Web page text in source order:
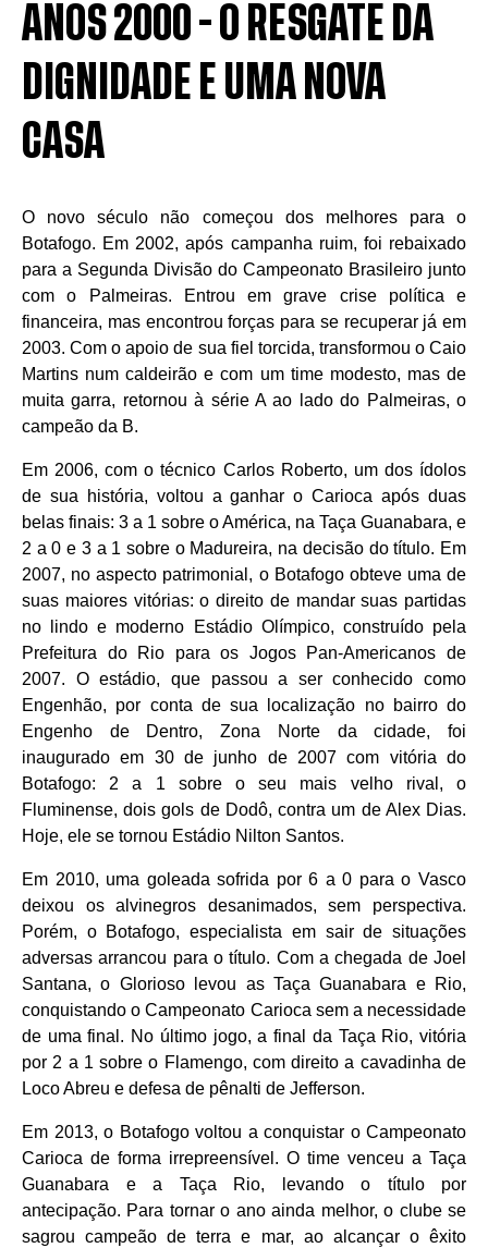
ANOS 2000 - O RESGATE DA
DIGNIDADE E UMA NOVA
CASA
O novo século não começou dos melhores para o
Botafogo. Em 2002, após campanha ruim, foi rebaixado
para a Segunda Divisão do Campeonato Brasileiro junto
com o Palmeiras. Entrou em grave crise política e
financeira, mas encontrou forças para se recuperar já em
2003. Com o apoio de sua fiel torcida, transformou o Caio
Martins num caldeirão e com um time modesto, mas de
muita garra, retornou à série A ao lado do Palmeiras, o
campeão da B.
Em 2006, com o técnico Carlos Roberto, um dos ídolos
de sua história, voltou a ganhar o Carioca após duas
belas finais: 3 a 1 sobre o América, na Taça Guanabara, e
2 a 0 e 3 a 1 sobre o Madureira, na decisão do título. Em
2007, no aspecto patrimonial, o Botafogo obteve uma de
suas maiores vitórias: o direito de mandar suas partidas
no lindo e moderno Estádio Olímpico, construído pela
Prefeitura do Rio para os Jogos Pan-Americanos de
2007. O estádio, que passou a ser conhecido como
Engenhão, por conta de sua localização no bairro do
Engenho de Dentro, Zona Norte da cidade, foi
inaugurado em 30 de junho de 2007 com vitória do
Botafogo: 2 a 1 sobre o seu mais velho rival, o
Fluminense, dois gols de Dodô, contra um de Alex Dias.
Hoje, ele se tornou Estádio Nilton Santos.
Em 2010, uma goleada sofrida por 6 a 0 para o Vasco
deixou os alvinegros desanimados, sem perspectiva.
Porém, o Botafogo, especialista em sair de situações
adversas arrancou para o título. Com a chegada de Joel
Santana, o Glorioso levou as Taça Guanabara e Rio,
conquistando o Campeonato Carioca sem a necessidade
de uma final. No último jogo, a final da Taça Rio, vitória
por 2 a 1 sobre o Flamengo, com direito a cavadinha de
Loco Abreu e defesa de pênalti de Jefferson.
Em 2013, o Botafogo voltou a conquistar o Campeonato
Carioca de forma irrepreensível. O time venceu a Taça
Guanabara e a Taça Rio, levando o título por
antecipação. Para tornar o ano ainda melhor, o clube se
sagrou campeão de terra e mar, ao alcançar o êxito